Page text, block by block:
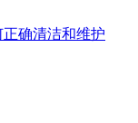
正确清洁和维护